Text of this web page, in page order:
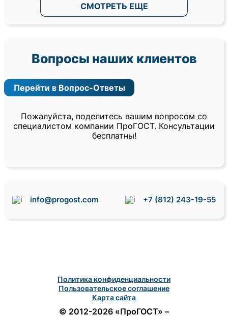
СМОТРЕТЬ ЕЩЕ
Вопросы наших клиентов
Перейти в Вопрос-Ответы
Пожалуйста, поделитесь вашим вопросом со
специалистом компании ПроГОСТ. Консультации
бесплатны!
info@progost.com +7 (812) 243-19-55
Политика конфиденциальности
Пользовательское соглашение
Карта сайта
© 2012-2026 «ПроГОСТ» –